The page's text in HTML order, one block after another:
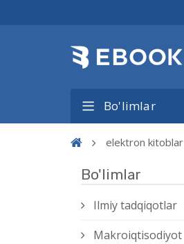
Bo'limlar
elektron kitoblar
Bo'limlar
Ilmiy tadqiqotlar
Makroiqtisodiyot